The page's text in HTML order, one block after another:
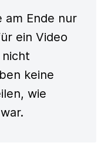
am Ende nur
ein Video
nicht
keine
wie